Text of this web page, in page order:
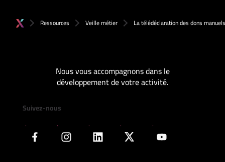
Ressources Veille métier La télédéclaration des dons manuels
Nous vous accompagnons dans le
développement de votre activité.
Suivez-nous